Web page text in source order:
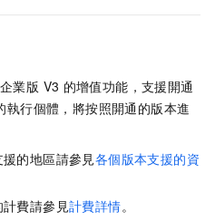
業版 V3 的增值功能，支援開通
執行個體，將按照開通的版本進
援的地區請參見各個版本支援的資
計費請參見計費詳情。